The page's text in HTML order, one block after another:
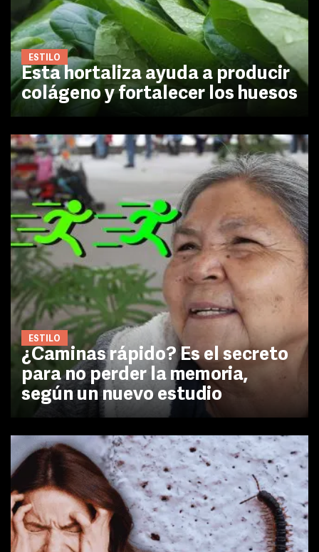
ESTILO
Esta hortaliza ayuda a producir
colágeno y fortalecer los huesos
ESTILO
¿Caminas rápido? Es el secreto
para no perder la memoria,
según un nuevo estudio